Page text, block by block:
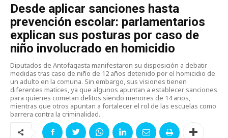
Desde aplicar sanciones hasta
prevención escolar: parlamentarios
explican sus posturas por caso de
niño involucrado en homicidio
Diputados de Antofagasta manifestaron su disposición a debatir
medidas tras caso de niño de 12 años detenido por el homicidio de
un adulto en la comuna. Sin embargo, sus visiones tienen
diferentes matices, ya que algunos apuntan a establecer sanciones
para quienes cometan delitos siendo menores de 14 años,
mientras que otros apuntan a fortalecer el rol de las escuelas como
barrera contra la criminalidad.